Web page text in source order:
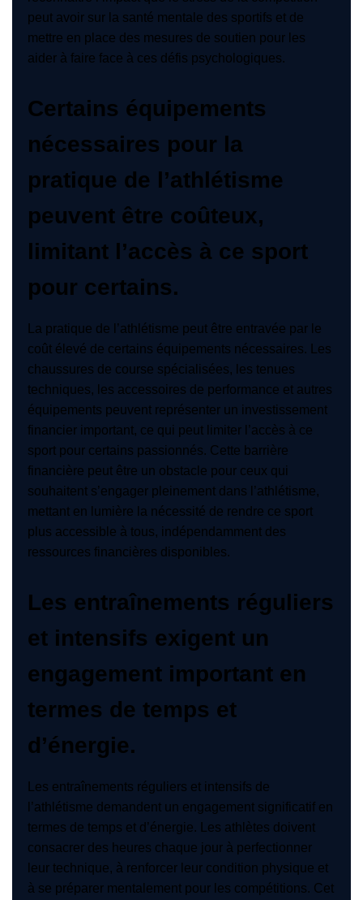
peut avoir sur la santé mentale des sportifs et de
mettre en place des mesures de soutien pour les
aider à faire face à ces défis psychologiques.
Certains équipements
nécessaires pour la
pratique de l’athlétisme
peuvent être coûteux,
limitant l’accès à ce sport
pour certains.
La pratique de l’athlétisme peut être entravée par le
coût élevé de certains équipements nécessaires. Les
chaussures de course spécialisées, les tenues
techniques, les accessoires de performance et autres
équipements peuvent représenter un investissement
financier important, ce qui peut limiter l’accès à ce
sport pour certains passionnés. Cette barrière
financière peut être un obstacle pour ceux qui
souhaitent s’engager pleinement dans l’athlétisme,
mettant en lumière la nécessité de rendre ce sport
plus accessible à tous, indépendamment des
ressources financières disponibles.
Les entraînements réguliers
et intensifs exigent un
engagement important en
termes de temps et
d’énergie.
Les entraînements réguliers et intensifs de
l’athlétisme demandent un engagement significatif en
termes de temps et d’énergie. Les athlètes doivent
consacrer des heures chaque jour à perfectionner
leur technique, à renforcer leur condition physique et
à se préparer mentalement pour les compétitions. Cet